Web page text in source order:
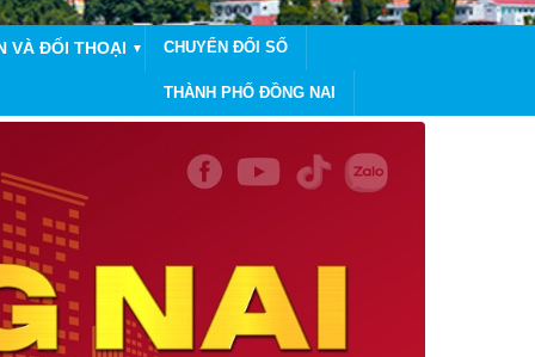
VÀ ĐỐI THOẠI ▼ CHUYỂN ĐỔI SỐ
THÀNH PHỐ ĐỒNG NAI